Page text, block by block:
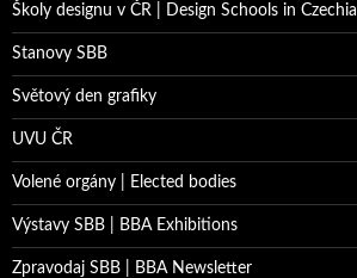
Školy designu v ČR | Design Schools in Czechia
Stanovy SBB
Světový den grafiky
UVU ČR
Volené orgány | Elected bodies
Výstavy SBB | BBA Exhibitions
Zpravodaj SBB | BBA Newsletter